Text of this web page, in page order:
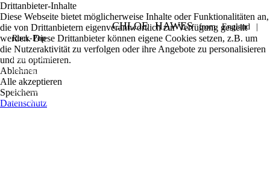
CHLOE HAWES from England
Rock-Pop
Chloe Hawes ist eine Singer-Songwriterin aus Großbritannien (jetzt in Berlin
ansässig), die eine Mischung aus Folk / Rock / Alt-Country-Musik spielt.
Chloe Hawes spielte bisher fast 200 Gigs in ganz Großbritannien, darunter eine
ausverkaufte Headlineshow im Manchester Castle Hotel und Support-Slots für The
Drittanbieter-Inhalte
Diese Webseite bietet möglicherweise Inhalte oder Funktionalitäten an,
die von Drittanbietern eigenverantwortlich zur Verfügung gestellt
werden. Diese Drittanbieter können eigene Cookies setzen, z.B. um
die Nutzeraktivität zu verfolgen oder ihre Angebote zu personalisieren
und zu optimieren.
Ablehnen
Alle akzeptieren
Speichern
Datenschutz